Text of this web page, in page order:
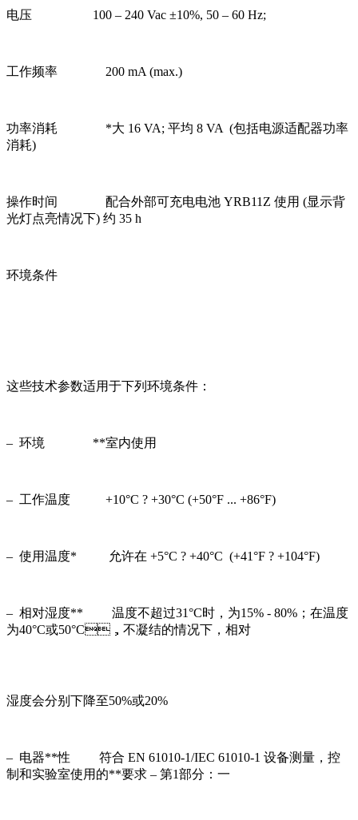
电压 100 – 240 Vac ±10%, 50 – 60 Hz;
工作频率 200 mA (max.)
功率消耗 *大 16 VA; 平均 8 VA (包括电源适配器功率
消耗)
操作时间 配合外部可充电电池 YRB11Z 使用 (显示背
光灯点亮情况下) 约 35 h
环境条件
这些技术参数适用于下列环境条件：
– 环境 **室内使用
– 工作温度 +10°C ? +30°C (+50°F ... +86°F)
– 使用温度* 允许在 +5°C ? +40°C (+41°F ? +104°F)
– 相对湿度** 温度不超过31°C时，为15% - 80%；在温度
为40°C或50°C，不凝结的情况下，相对
湿度会分别下降至50%或20%
– 电器**性 符合 EN 61010-1/IEC 61010-1 设备测量，控
制和实验室使用的**要求 – 第1部分：一